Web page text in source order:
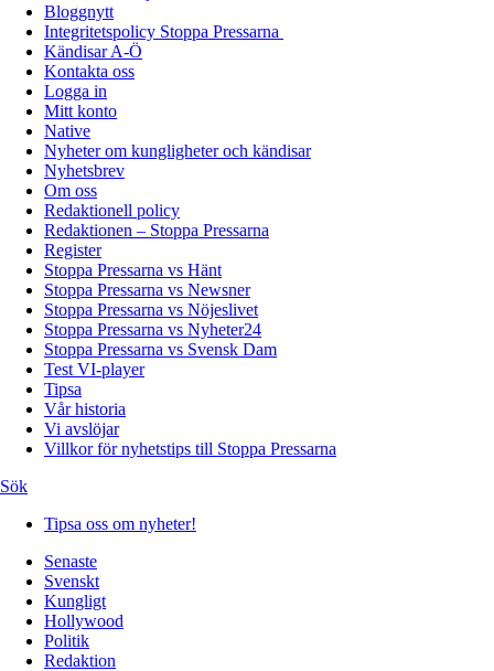
Bloggnytt
Integritetspolicy Stoppa Pressarna
Kändisar A-Ö
Kontakta oss
Logga in
Mitt konto
Native
Nyheter om kungligheter och kändisar
Nyhetsbrev
Om oss
Redaktionell policy
Redaktionen – Stoppa Pressarna
Register
Stoppa Pressarna vs Hänt
Stoppa Pressarna vs Newsner
Stoppa Pressarna vs Nöjeslivet
Stoppa Pressarna vs Nyheter24
Stoppa Pressarna vs Svensk Dam
Test VI-player
Tipsa
Vår historia
Vi avslöjar
Villkor för nyhetstips till Stoppa Pressarna
Sök
Tipsa oss om nyheter!
Senaste
Svenskt
Kungligt
Hollywood
Politik
Redaktion